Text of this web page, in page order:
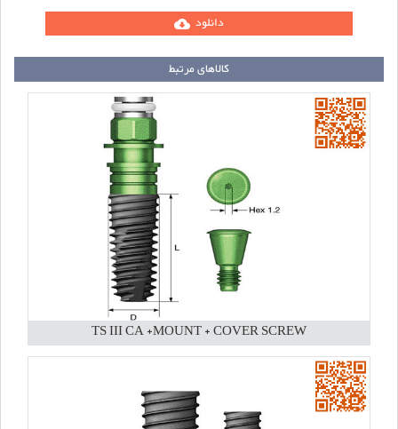
دانلود cloud_download
کالاهای مرتبط
TS III CA +MOUNT + COVER SCREW